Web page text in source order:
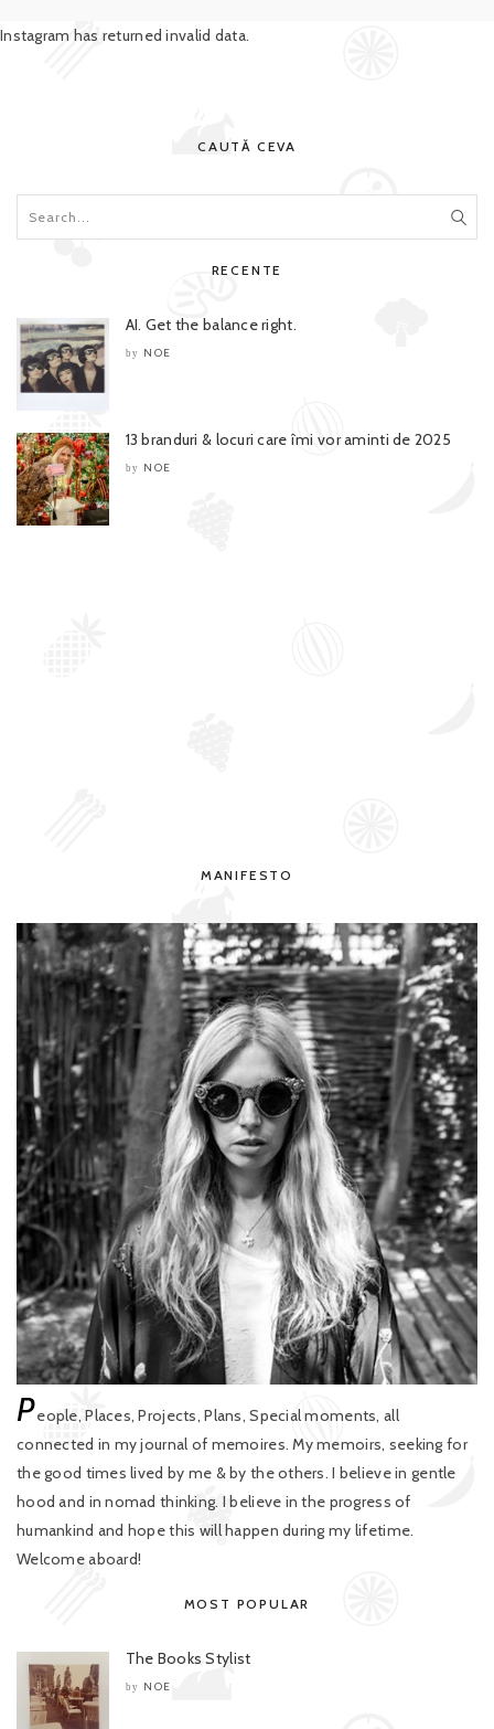
Instagram has returned invalid data.
CAUTĂ CEVA
RECENTE
AI. Get the balance right.
by NOE
13 branduri & locuri care îmi vor aminti de 2025
by NOE
MANIFESTO
People, Places, Projects, Plans, Special moments, all
connected in my journal of memoires. My memoirs, seeking for
the good times lived by me & by the others. I believe in gentle
hood and in nomad thinking. I believe in the progress of
humankind and hope this will happen during my lifetime.
Welcome aboard!
MOST POPULAR
The Books Stylist
by NOE